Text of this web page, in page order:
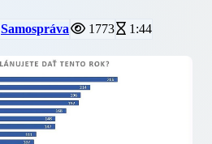
Samospráva 1773 1:44